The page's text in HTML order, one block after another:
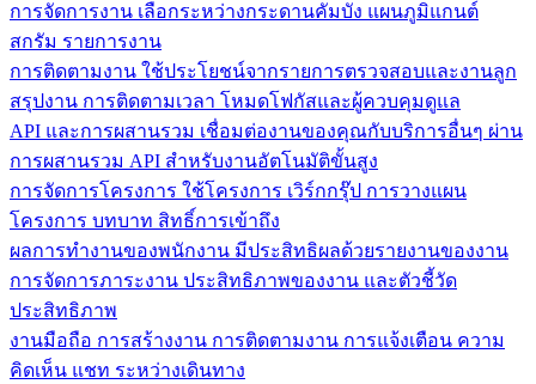
การจัดการงาน เลือกระหว่างกระดานคัมบัง แผนภูมิแกนต์
สกรัม รายการงาน
การติดตามงาน ใช้ประโยชน์จากรายการตรวจสอบและงานลูก
สรุปงาน การติดตามเวลา โหมดโฟกัสและผู้ควบคุมดูแล
API และการผสานรวม เชื่อมต่องานของคุณกับบริการอื่นๆ ผ่าน
การผสานรวม API สำหรับงานอัตโนมัติขั้นสูง
การจัดการโครงการ ใช้โครงการ เวิร์กกรุ๊ป การวางแผน
โครงการ บทบาท สิทธิ์การเข้าถึง
ผลการทำงานของพนักงาน มีประสิทธิผลด้วยรายงานของงาน
การจัดการภาระงาน ประสิทธิภาพของงาน และตัวชี้วัด
ประสิทธิภาพ
งานมือถือ การสร้างงาน การติดตามงาน การแจ้งเตือน ความ
คิดเห็น แชท ระหว่างเดินทาง